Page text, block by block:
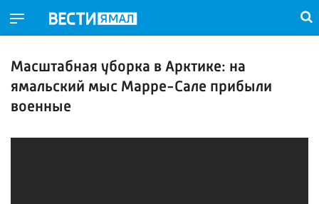
Масштабная уборка в Арктике: на
ямальский мыс Марре-Сале прибыли
военные